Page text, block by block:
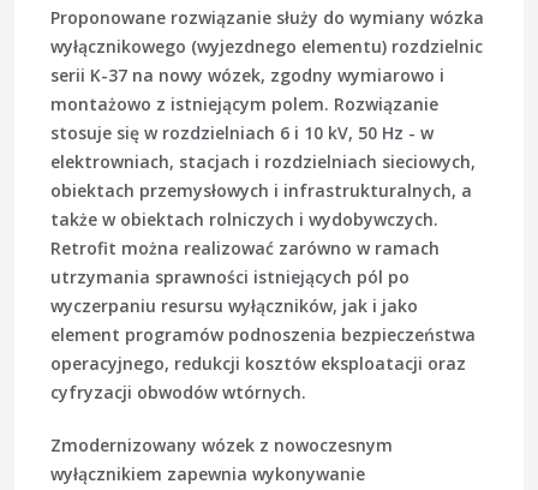
Proponowane rozwiązanie służy do wymiany wózka
wyłącznikowego (wyjezdnego elementu) rozdzielnic
serii K-37 na nowy wózek, zgodny wymiarowo i
montażowo z istniejącym polem. Rozwiązanie
stosuje się w rozdzielniach 6 i 10 kV, 50 Hz - w
elektrowniach, stacjach i rozdzielniach sieciowych,
obiektach przemysłowych i infrastrukturalnych, a
także w obiektach rolniczych i wydobywczych.
Retrofit można realizować zarówno w ramach
utrzymania sprawności istniejących pól po
wyczerpaniu resursu wyłączników, jak i jako
element programów podnoszenia bezpieczeństwa
operacyjnego, redukcji kosztów eksploatacji oraz
cyfryzacji obwodów wtórnych.
Zmodernizowany wózek z nowoczesnym
wyłącznikiem zapewnia wykonywanie